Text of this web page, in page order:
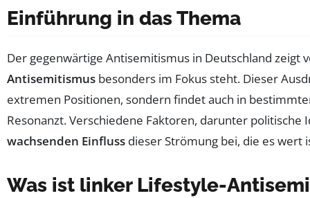
Einführung in das Thema
Der gegenwärtige Antisemitismus in Deutschland zeigt
Antisemitismus besonders im Fokus steht. Dieser
extremen Positionen, sondern findet auch in
Resonanzt. Verschiedene Faktoren, darunter
wachsenden Einfluss dieser Strömung bei, die es wert
Was ist linker Lifestyle-